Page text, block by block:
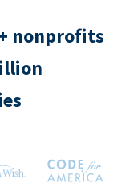
nonprofits